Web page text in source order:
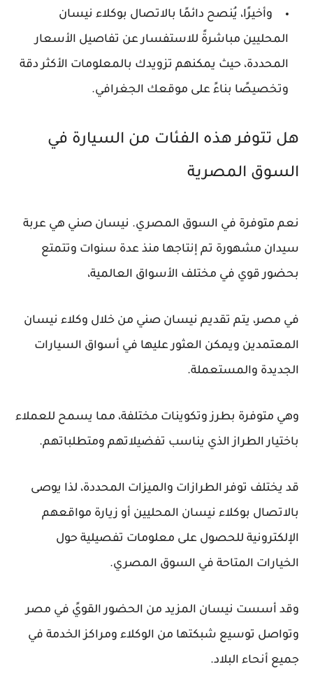
وأخيرًا، يُنصح دائمًا بالاتصال بوكلاء نيسان
المحليين مباشرةً للاستفسار عن تفاصيل الأسعار
المحددة، حيث يمكنهم تزويدك بالمعلومات الأكثر دقة
وتخصيصًا بناءً على موقعك الجغرافي.
هل تتوفر هذه الفئات من السيارة في
السوق المصرية
نعم متوفرة في السوق المصري. نيسان صني هي عربة
سيدان مشهورة تم إنتاجها منذ عدة سنوات وتتمتع
بحضور قوي في مختلف الأسواق العالمية،
في مصر، يتم تقديم نيسان صني من خلال وكلاء نيسان
المعتمدين ويمكن العثور عليها في أسواق السيارات
الجديدة والمستعملة.
وهي متوفرة بطرز وتكوينات مختلفة، مما يسمح للعملاء
باختيار الطراز الذي يناسب تفضيلاتهم ومتطلباتهم.
قد يختلف توفر الطرازات والميزات المحددة، لذا يوصى
بالاتصال بوكلاء نيسان المحليين أو زيارة مواقعهم
الإلكترونية للحصول على معلومات تفصيلية حول
الخيارات المتاحة في السوق المصري.
وقد أسست نيسان المزيد من الحضور القويً في مصر
وتواصل توسيع شبكتها من الوكلاء ومراكز الخدمة في
جميع أنحاء البلاد.